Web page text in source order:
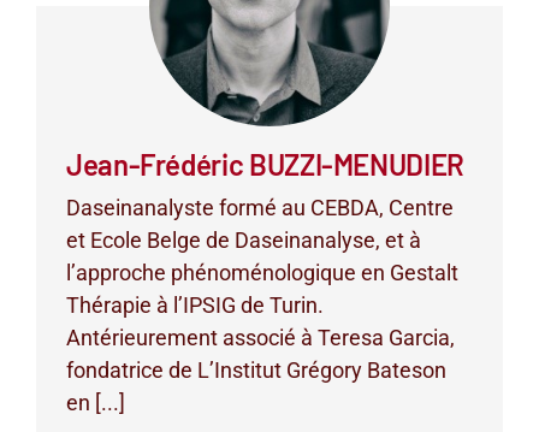
Jean-Frédéric BUZZI-MENUDIER
Daseinanalyste formé au CEBDA, Centre
et Ecole Belge de Daseinanalyse, et à
l’approche phénoménologique en Gestalt
Thérapie à l’IPSIG de Turin.
Antérieurement associé à Teresa Garcia,
fondatrice de L’Institut Grégory Bateson
en [...]